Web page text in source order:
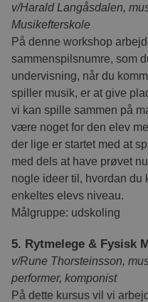
v/Harald Langåsdalen,
Musikefterskole
På denne workshop
sammenspilsnumre, som
undervisning, når du
spiller musik, er at give
vi kan spille sammen på
være noget for den elev
der lige er startet med at
med dels at have prøvet
nogle ideer til, hvordan du
enkeltes elevs niveau.
Målgruppe: udskoling
5. Rytmelege & Fysisk
v/Rune Thorsteinsson,
performer, komponist
På dette kursus vil vi